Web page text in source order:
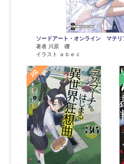
ソードアート・オンライン マテ
著者 川原 礫
イラスト ａｂｅｃ
2位